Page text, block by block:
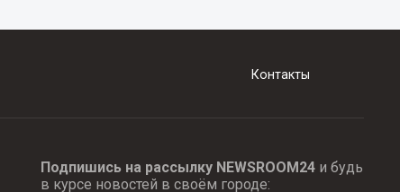
Контакты
Подпишись на рассылку NEWSROOM24и будь
в курсе новостей в своём городе: